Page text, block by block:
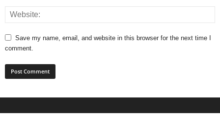
Save my name, email, and website in this browser for the next time I
comment.